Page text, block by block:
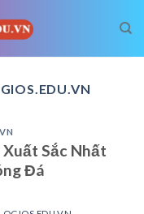
Sắc Nhất
Đá